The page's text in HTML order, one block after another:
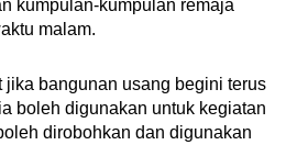
kumpulan-kumpulan remaja
malam.
jika bangunan usang begini terus
boleh digunakan untuk kegiatan
dirobohkan dan digunakan